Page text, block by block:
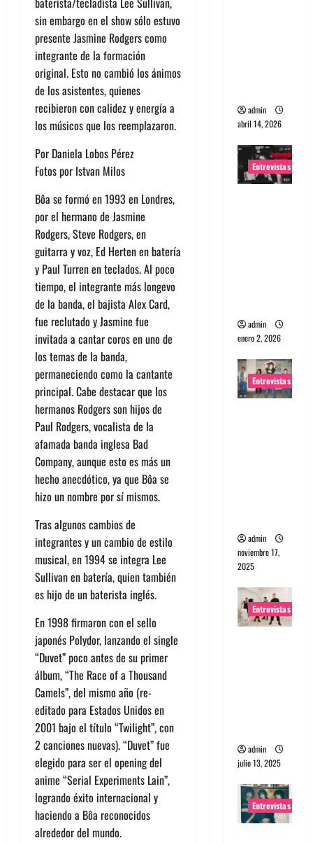
sin embargo enel show sólo estuvo
presente Jasmine Rodgers como
integrante de la formación
original. Esto no cambió los ánimos
de los asistentes, quienes
recibieron con calidez y energía a
los músicos que los reemplazaron.
Por Daniela Lobos Pérez
Fotos por Istvan Milos
Bôa se formó en 1993 en Londres,
porel hermano de Jasmine
Rodgers, Steve Rodgers, en
guitarra yvoz, Ed Herten en batería
y Paul Turren en teclados. Al poco
tiempo, el integrante más longevo
de la banda, el bajista Alex Card,
fue reclutado y Jasmine fue
invitada a cantar coros en uno de
los temas de la banda,
permaneciendo como la cantante
principal.Cabe destacar que los
hermanos Rodgers son hijos de
Paul Rodgers, vocalista de la
afamada banda inglesa Bad
Company, aunque esto es más un
hecho anecdótico, ya que Bôa se
hizo un nombre por símismos.
Tras algunos cambios de
integrantes y un cambio de estilo
musical, en 1994 se integra Lee
Sullivan en batería, quien también
es hijo de un baterista inglés.
En 1998 firmaron con el sello
japonés Polydor, lanzando el single
“Duvet” poco antes de su primer
álbum, “The Race of a Thousand
Camels”, del mismo año (re-
editado para Estados Unidos en
2001 bajo el título “Twilight”, con
2 canciones nuevas). “Duvet” fue
elegido para ser el opening del
anime “Serial Experiments Lain”,
logrando éxito internacional y
haciendo a Bôa reconocidos
alrededor del mundo.
admin
abril 14, 2026
Entrevistas
admin
enero 2, 2026
Entrevistas
admin
noviembre 17,
2025
Entrevistas
admin
julio 13, 2025
Entrevistas